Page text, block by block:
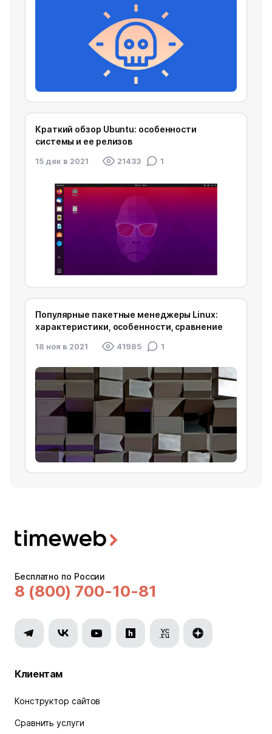
Краткий обзор Ubuntu: особенности
системы и ее релизов
15 дек в 2021 21433 1
Популярные пакетные менеджеры Linux:
характеристики, особенности, сравнение
18 ноя в 2021 41985 1
Бесплатно по России
8 (800) 700-10-81
Клиентам
Конструктор сайтов
Сравнить услуги